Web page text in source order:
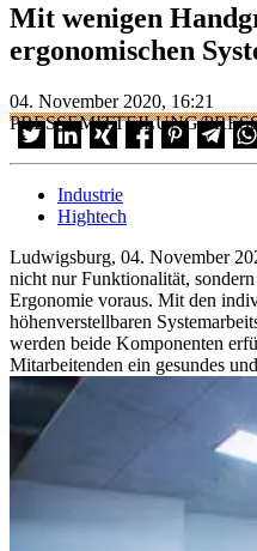
Mit wenigen
ergonomischen
04. November 2020, 16:21
PRESSEMITTEILUNG/
Industrie
Hightech
Ludwigsburg, 04. November
nicht nur Funktionalität,
Ergonomie voraus. Mit den
höhenverstellbaren
werden beide Komponenten
Mitarbeitenden ein gesundes